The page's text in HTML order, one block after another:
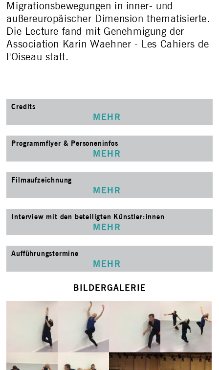
Migrationsbewegungen in inner- und
außereuropäischer Dimension thematisierte.
Die Lecture fand mit Genehmigung der
Association Karin Waehner - Les Cahiers de
l'Oiseau statt.
Credits
MEHR
Programmflyer & Personeninfos
MEHR
Filmaufzeichnung
MEHR
Interview mit den beteiligten Künstler:innen
MEHR
Aufführungstermine
MEHR
BILDERGALERIE